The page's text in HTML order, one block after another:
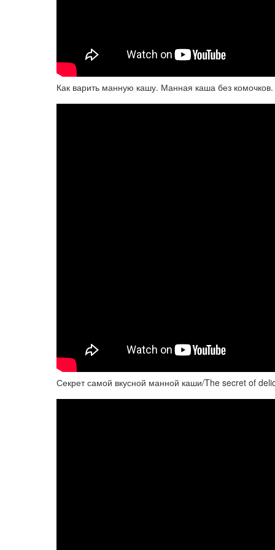
Как варить манную кашу. Манная каша без комочков.
Секрет самой вкусной манной каши/The secret of